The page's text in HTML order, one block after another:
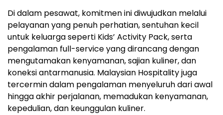
Di dalam pesawat, komitmen ini diwujudkan melalui
pelayanan yang penuh perhatian, sentuhan kecil
untuk keluarga seperti Kids’ Activity Pack, serta
pengalaman full-service yang dirancang dengan
mengutamakan kenyamanan, sajian kuliner, dan
koneksi antarmanusia. Malaysian Hospitality juga
tercermin dalam pengalaman menyeluruh dari awal
hingga akhir perjalanan, memadukan kenyamanan,
kepedulian, dan keunggulan kuliner.